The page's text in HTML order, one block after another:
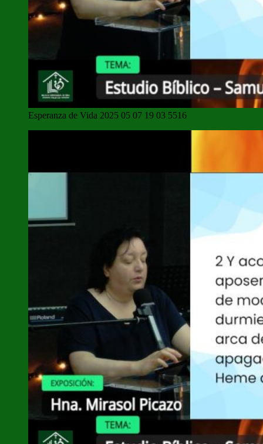
Esperanza de Vida 2025 05 07 19 03 5516